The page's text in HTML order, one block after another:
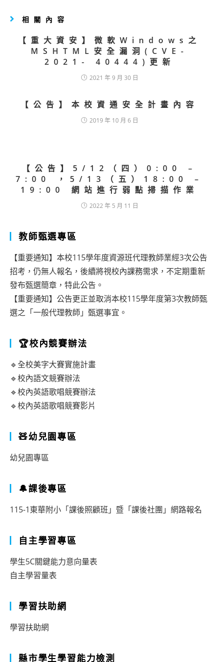
相關內容
【重大資安】微軟Windows之
MSHTML安全漏洞(CVE-
2021- 40444)更新
2021 年 9 月 30 日
【公告】本校資通安全計畫內容
2019 年 10 月 6 日
【公告】5/12（四）0:00 –
7:00 ，5/13（五）18:00 –
19:00 網站進行弱點掃描作業
2022 年 5 月 11 日
教師甄選專區
【重要通知】本校115學年度資源班代理教師業經3次公告
招考，仍無人報名，後續將視校內課務需求，不定期重新
發布甄選簡章，特此公告。
【重要通知】公告更正並取消本校115學年度第3次教師甄
選之「一般代理教師」甄選事宜。
🏆校內競賽辦法
🔹全校美字大賽實施計畫
🔹校內語文競賽辦法
🔹校內英語歌唱競賽辦法
🔹校內英語歌唱競賽影片
🧸幼兒園專區
幼兒園專區
🔔課後專區
115-1東華附小「課後照顧班」暨「課後社團」網路報名
自主學習專區
學生5C關鍵能力意向量表
自主學習量表
學習扶助網
學習扶助網
縣市學生學習能力檢測